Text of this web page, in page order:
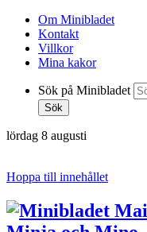
Om Minibladet
Kontakt
Villkor
Mina kakor
Sök på Minibladet
Sök
lördag 8 augusti
Hoppa till innehållet